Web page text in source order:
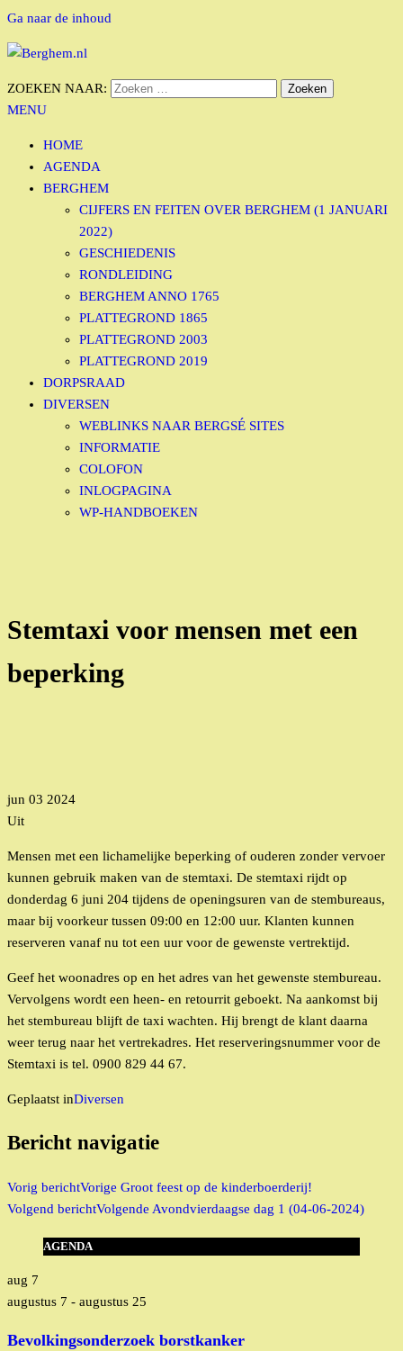
Ga naar de inhoud
BERGHEM.NL
Bérgs nieuws door en voor Bérgse mensen
ZOEKEN NAAR:
MENU
HOME
AGENDA
BERGHEM
CIJFERS EN FEITEN OVER BERGHEM (1 JANUARI
2022)
GESCHIEDENIS
RONDLEIDING
BERGHEM ANNO 1765
PLATTEGROND 1865
PLATTEGROND 2003
PLATTEGROND 2019
DORPSRAAD
DIVERSEN
WEBLINKS NAAR BERGSÉ SITES
INFORMATIE
COLOFON
INLOGPAGINA
WP-HANDBOEKEN
Stemtaxi voor mensen met een
beperking
jun 03 2024
Uit
Mensen met een lichamelijke beperking of ouderen zonder vervoer
kunnen gebruik maken van de stemtaxi. De stemtaxi rijdt op
donderdag 6 juni 204 tijdens de openingsuren van de stembureaus,
maar bij voorkeur tussen 09:00 en 12:00 uur. Klanten kunnen
reserveren vanaf nu tot een uur voor de gewenste vertrektijd.
Geef het woonadres op en het adres van het gewenste stembureau.
Vervolgens wordt een heen- en retourrit geboekt. Na aankomst bij
het stembureau blijft de taxi wachten. Hij brengt de klant daarna
weer terug naar het vertrekadres. Het reserveringsnummer voor de
Stemtaxi is tel. 0900 829 44 67.
Geplaatst inDiversen
Bericht navigatie
Vorig berichtVorige Groot feest op de kinderboerderij!
Volgend berichtVolgende Avondvierdaagse dag 1 (04-06-2024)
AGENDA
aug 7
augustus 7 - augustus 25
Bevolkingsonderzoek borstkanker